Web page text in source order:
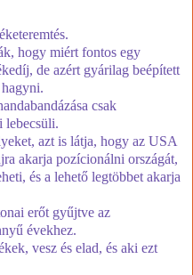
hogy miért fontos egy
de azért gyárilag beépített
csak
lebecsüli.
azt is látja, hogy az USA
akarja pozícionálni országát,
és a lehető legtöbbet akarja
erőt gyűjtve az
évekhez.
vesz és elad, és aki ezt